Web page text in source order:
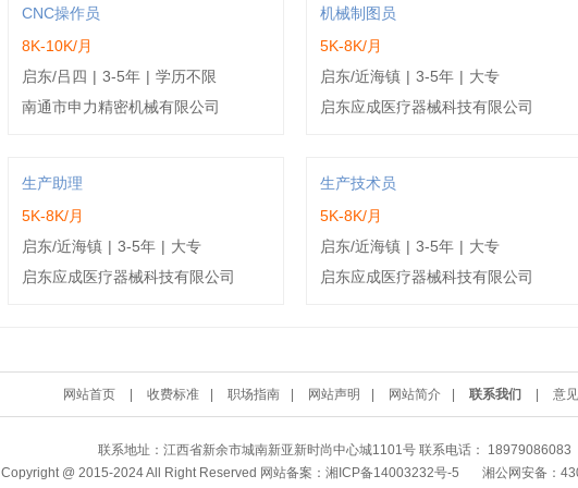
CNC操作员
8K-10K/月
启东/吕四 | 3-5年 | 学历不限
南通市申力精密机械有限公司
机械制图员
5K-8K/月
启东/近海镇 | 3-5年 | 大专
启东应成医疗器械科技有限公司
生产助理
5K-8K/月
启东/近海镇 | 3-5年 | 大专
启东应成医疗器械科技有限公司
生产技术员
5K-8K/月
启东/近海镇 | 3-5年 | 大专
启东应成医疗器械科技有限公司
网站首页 收费标准 职场指南 网站声明 网站简介 联系我们 意
联系地址：江西省新余市城南新亚新时尚中心城1101号 联系电话： 18979086083
Copyright @ 2015-2024 All Right Reserved 网站备案： 湘ICP备14003232号-5 湘公网安备：